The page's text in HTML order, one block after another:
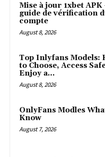
Mise à jour 1xbet APK
guide de vérification
compte
August 8, 2026
Top Inlyfans Models:
to Choose, Access
Enjoy a...
August 8, 2026
OnlyFans Modles
Know
August 7, 2026